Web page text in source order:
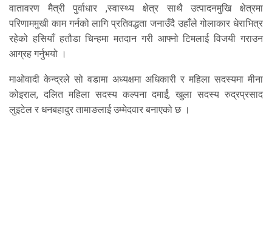
वातावरण मैत्री पुर्वाधार ,स्वास्थ्य क्षेत्र साथै उत्पादनमुखि क्षेत्रमा
परिणाममुखी काम गर्नको लागि प्रतिवद्धता जनाउँदै उहाँले गोलाकार धेराभित्र
रहेको हसियाँ हतौडा चिन्हमा मतदान गरी आफ्नो टिमलाई विजयी गराउन
आग्रह गर्नुभयो ।
माओवादी केन्द्रले सो वडामा अध्यक्षमा अधिकारी र महिला सदस्यमा मीना
कोइराल, दलित महिला सदस्य कल्पना दमाईं, खुला सदस्य रुद्रप्रसाद
लुइटेल र धनबहादुर तामाङलाई उम्मेदवार बनाएको छ ।